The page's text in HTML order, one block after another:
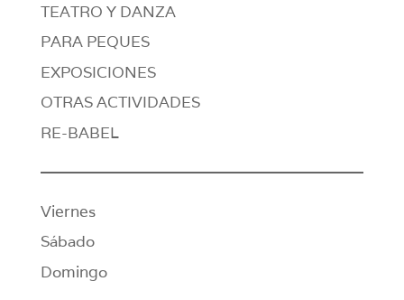
TEATRO Y DANZA
PARA PEQUES
EXPOSICIONES
OTRAS ACTIVIDADES
RE-BABEL
Viernes
Sábado
Domingo